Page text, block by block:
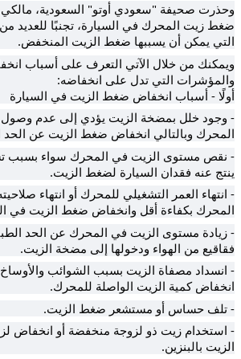
وحذرت صحيفة "سعودي أوتو" السعودية،
ضغط زيت المحرك في السيارة، تجنبًا للعديد من
التي يمكن أن يسببها ضغط الزيت المنخفض.
ويمكنك من خلال الآتي التعرف على أسباب
والمؤشرات التي تدل على انخفاضه:
أولًا - أسباب انخفاض ضغط الزيت في السيارة
- وجود خلل بمضخة الزيت يؤدي إلى عدم وصول
المحرك وبالتالي انخفاض ضغط الزيت عن الحد
- نقص مستوى الزيت في المحرك سواء بسبب
ينتج عنه فقدان السيارة لضغط الزيت.
- انتهاء العمر التشغيلي للمحرك أو انتهاء
المحرك بكفاءة أقل وانخفاض ضغط الزيت في
- زيادة مستوى الزيت في المحرك عن الحد
فقاقيع من الهواء ودخولها إلى مضخة الزيت.
- انسداد مصفاة الزيت بسبب الشوائب والأوساخ
انخفاض كمية الزيت الواصلة للمحرك.
- تلف حساس أو مستشعر ضغط الزيت.
- استخدام زيت ذو لزوجة منخفضة أو انخفاض
الزيت بالبنزين.